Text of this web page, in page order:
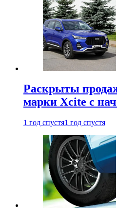
Раскрыты
марки Xcite с
1 год спустя1 год спустя